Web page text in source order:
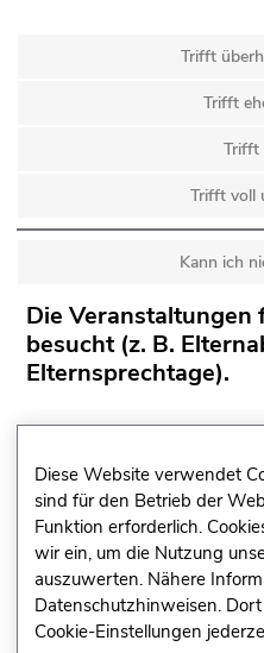
Trifft
Trifft
Trifft
Trifft voll
Kann ich
Die
besucht (z. B.
Elternsprechtage).
Trifft
Trifft
Trifft voll
Diese Website verwendet
sind für den Betrieb der
Funktion erforderlich.
wir ein, um die Nutzung
auszuwerten. Nähere
Datenschutzhinweisen.
Cookie-Einstellungen